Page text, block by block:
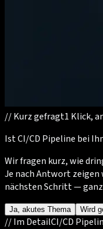
//Kurz gefragt1 Klick,
Ist CI/CD Pipeline bei
Wir fragen kurz, wie
Je nach Antwort zeigen
nächsten Schritt —
Ja, akutes Thema Wird
//Im DetailCI/CD